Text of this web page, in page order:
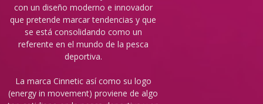
con un diseño moderno e innovador
que pretende marcar tendencias y que
se está consolidando como un
referente en el mundo de la pesca
deportiva.
La marca Cinnetic así como su logo
(energy in movement) proviene de algo